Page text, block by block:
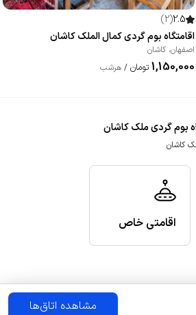
2.5
(
2
)
اقامتگاه بوم گردی کمال الملک کاشان
اصفهان، کاشان
1,150,000 تومان / هرشب
بوم گردی ملک کاشان
کاشان
اقامتی خاص
مشاهده اتاق‌ها